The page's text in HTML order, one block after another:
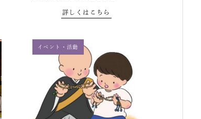
詳しくはこちら
イベント・活動